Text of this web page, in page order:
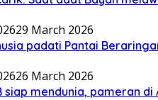
29 March 2026
padati Pantai
26 March 2026
siap mendunia, pameran